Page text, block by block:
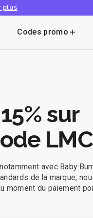
plus
Codes promo
sur
LMC
avec Baby
de la marque,
moment du paiement